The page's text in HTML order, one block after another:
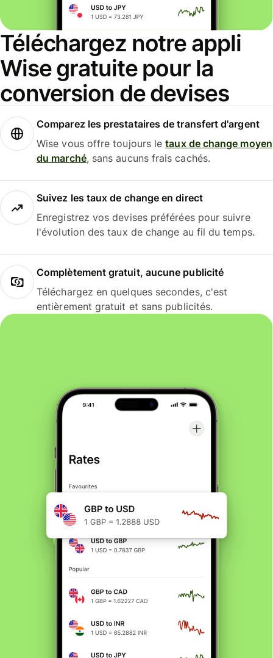
Téléchargez notre appli
Wise gratuite pour la
conversion de devises
Comparez les prestataires de transfert d'argent
Wise vous offre toujours letaux de change moyen
du marché, sans aucuns frais cachés.
Suivez les taux de change en direct
Enregistrez vos devises préférées pour suivre
l'évolution des taux de change au fil du temps.
Complètement gratuit, aucune publicité
Téléchargez en quelques secondes, c'est
entièrement gratuit et sans publicités.